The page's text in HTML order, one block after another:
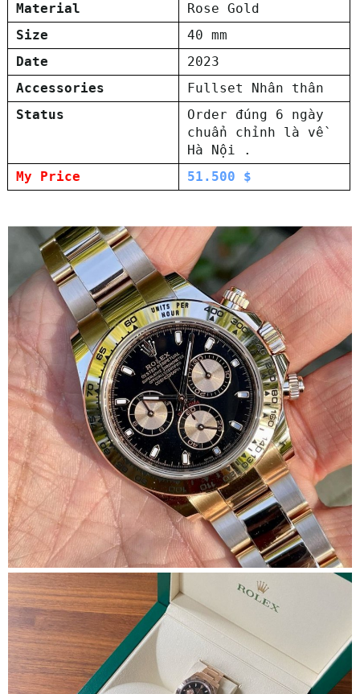
Material
Rose Gold
Size
40 mm
Date
2023
Accessories
Fullset Nhân thân
Status
Order đúng 6 ngày
chuẩn chỉnh là về
Hà Nội .
My Price
51.500 $